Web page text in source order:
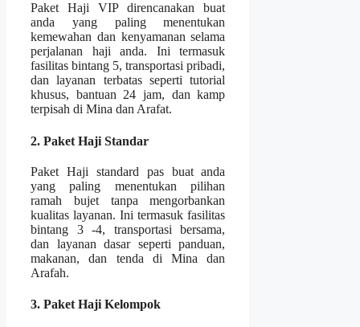
Paket Haji VIP direncanakan buat
anda yang paling menentukan
kemewahan dan kenyamanan selama
perjalanan haji anda. Ini termasuk
fasilitas bintang 5, transportasi pribadi,
dan layanan terbatas seperti tutorial
khusus, bantuan 24 jam, dan kamp
terpisah di Mina dan Arafat.
2. Paket Haji Standar
Paket Haji standard pas buat anda
yang paling menentukan pilihan
ramah bujet tanpa mengorbankan
kualitas layanan. Ini termasuk fasilitas
bintang 3 -4, transportasi bersama,
dan layanan dasar seperti panduan,
makanan, dan tenda di Mina dan
Arafah.
3. Paket Haji Kelompok